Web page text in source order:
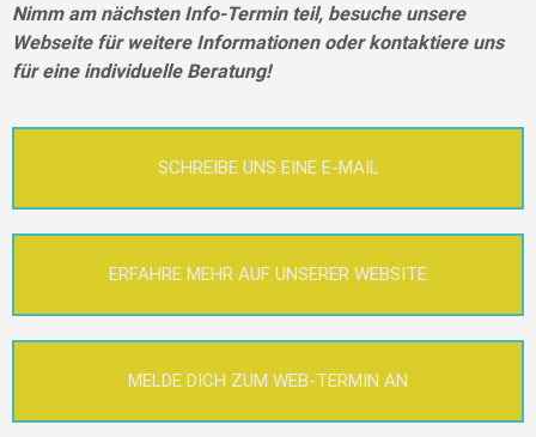
Nimm am nächsten Info-Termin teil, besuche unsere
Webseite für weitere Informationen oder kontaktiere uns
für eine individuelle Beratung!
SCHREIBE UNS EINE E-MAIL
ERFAHRE MEHR AUF UNSERER WEBSITE
MELDE DICH ZUM WEB-TERMIN AN